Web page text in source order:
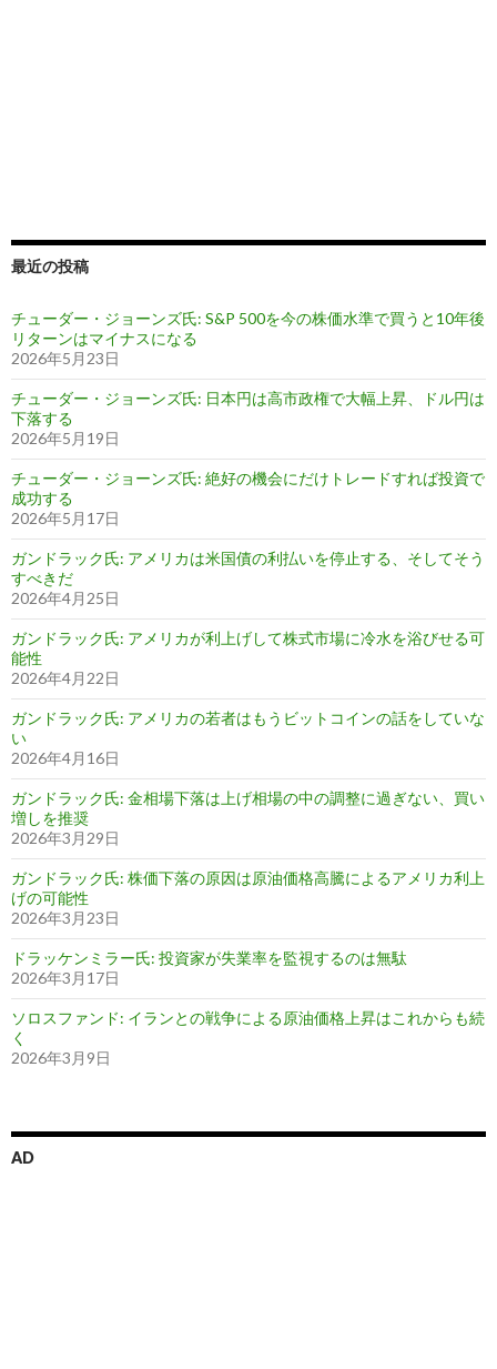
最近の投稿
チューダー・ジョーンズ氏: S&P 500を今の株価水準で買うと10年後
リターンはマイナスになる
2026年5月23日
チューダー・ジョーンズ氏: 日本円は高市政権で大幅上昇、ドル円は
下落する
2026年5月19日
チューダー・ジョーンズ氏: 絶好の機会にだけトレードすれば投資で
成功する
2026年5月17日
ガンドラック氏: アメリカは米国債の利払いを停止する、そしてそう
すべきだ
2026年4月25日
ガンドラック氏: アメリカが利上げして株式市場に冷水を浴びせる可
能性
2026年4月22日
ガンドラック氏: アメリカの若者はもうビットコインの話をしていな
い
2026年4月16日
ガンドラック氏: 金相場下落は上げ相場の中の調整に過ぎない、買い
増しを推奨
2026年3月29日
ガンドラック氏: 株価下落の原因は原油価格高騰によるアメリカ利上
げの可能性
2026年3月23日
ドラッケンミラー氏: 投資家が失業率を監視するのは無駄
2026年3月17日
ソロスファンド: イランとの戦争による原油価格上昇はこれからも続
く
2026年3月9日
AD